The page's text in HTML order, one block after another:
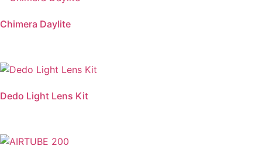
Chimera Daylite
Dedo Light Lens Kit